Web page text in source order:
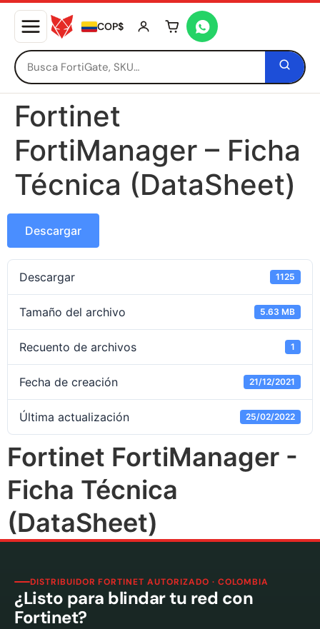
COP$ Tu carrito está vacío
Fortinet
FortiManager – Ficha
Técnica (DataSheet)
Descargar
Descargar 1125
Tamaño del archivo 5.63 MB
Recuento de archivos 1
Fecha de creación 21/12/2021
Última actualización 25/02/2022
Fortinet FortiManager -
Ficha Técnica
(DataSheet)
DISTRIBUIDOR FORTINET AUTORIZADO · COLOMBIA
¿Listo para blindar tu red con
Fortinet?